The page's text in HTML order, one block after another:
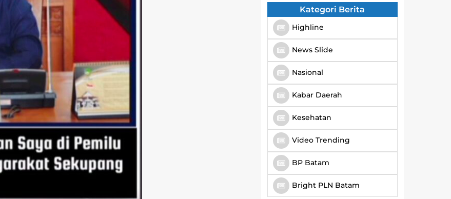
Kategori Berita
Highline
News Slide
Nasional
Kabar Daerah
Kesehatan
Video Trending
BP Batam
Bright PLN Batam